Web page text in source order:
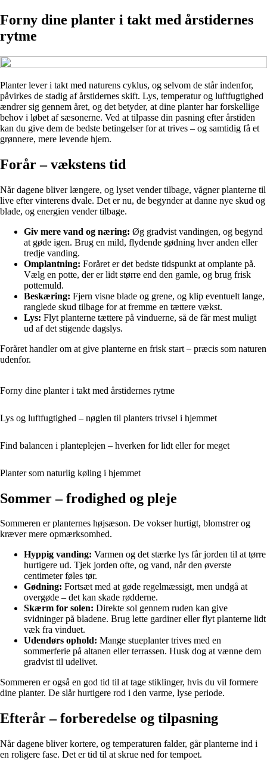
Forny dine planter i takt med årstidernes
rytme
Planter lever i takt med naturens cyklus, og selvom de står indenfor,
påvirkes de stadig af årstidernes skift. Lys, temperatur og luftfugtighed
ændrer sig gennem året, og det betyder, at dine planter har forskellige
behov i løbet af sæsonerne. Ved at tilpasse din pasning efter årstiden
kan du give dem de bedste betingelser for at trives – og samtidig få et
grønnere, mere levende hjem.
Forår – vækstens tid
Når dagene bliver længere, og lyset vender tilbage, vågner planterne til
live efter vinterens dvale. Det er nu, de begynder at danne nye skud og
blade, og energien vender tilbage.
Giv mere vand og næring: Øg gradvist vandingen, og begynd
at gøde igen. Brug en mild, flydende gødning hver anden eller
tredje vanding.
Omplantning: Foråret er det bedste tidspunkt at omplante på.
Vælg en potte, der er lidt større end den gamle, og brug frisk
pottemuld.
Beskæring: Fjern visne blade og grene, og klip eventuelt lange,
ranglede skud tilbage for at fremme en tættere vækst.
Lys: Flyt planterne tættere på vinduerne, så de får mest muligt
ud af det stigende dagslys.
Foråret handler om at give planterne en frisk start – præcis som naturen
udenfor.
Forny dine planter i takt med årstidernes rytme
Lys og luftfugtighed – nøglen til planters trivsel i hjemmet
Find balancen i planteplejen – hverken for lidt eller for meget
Planter som naturlig køling i hjemmet
Sommer – frodighed og pleje
Sommeren er planternes højsæson. De vokser hurtigt, blomstrer og
kræver mere opmærksomhed.
Hyppig vanding: Varmen og det stærke lys får jorden til at tørre
hurtigere ud. Tjek jorden ofte, og vand, når den øverste
centimeter føles tør.
Gødning: Fortsæt med at gøde regelmæssigt, men undgå at
overgøde – det kan skade rødderne.
Skærm for solen: Direkte sol gennem ruden kan give
svidninger på bladene. Brug lette gardiner eller flyt planterne lidt
væk fra vinduet.
Udendørs ophold: Mange stueplanter trives med en
sommerferie på altanen eller terrassen. Husk dog at vænne dem
gradvist til udelivet.
Sommeren er også en god tid til at tage stiklinger, hvis du vil formere
dine planter. De slår hurtigere rod i den varme, lyse periode.
Efterår – forberedelse og tilpasning
Når dagene bliver kortere, og temperaturen falder, går planterne ind i
en roligere fase. Det er tid til at skrue ned for tempoet.